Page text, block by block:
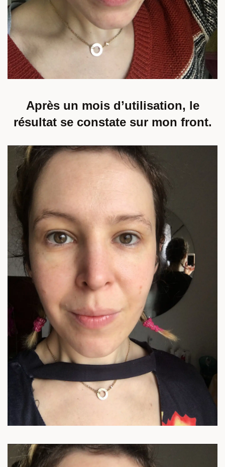
Après un mois d’utilisation, le
résultat se constate sur mon front.